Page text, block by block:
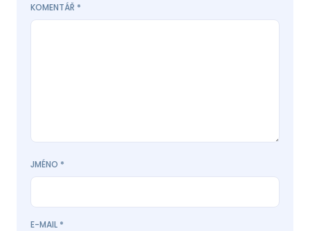
KOMENTÁŘ *
JMÉNO *
E-MAIL *